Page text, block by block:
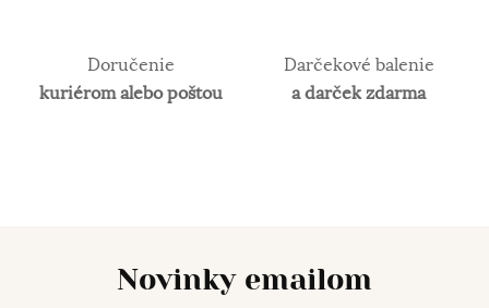
Doručenie
kuriérom alebo poštou
Darčekové balenie
a darček zdarma
Novinky emailom